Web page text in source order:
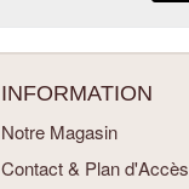
INFORMATION
Notre Magasin
Contact & Plan d'Accès